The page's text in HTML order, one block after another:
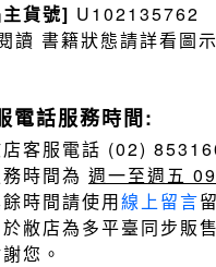
貨號] U102135762
讀 書籍狀態請詳看圖示
電話服務時間:
客服電話 (02)
時間為 週一至週五
時間請使用線上留言
敝店為多平臺同步販售
您。